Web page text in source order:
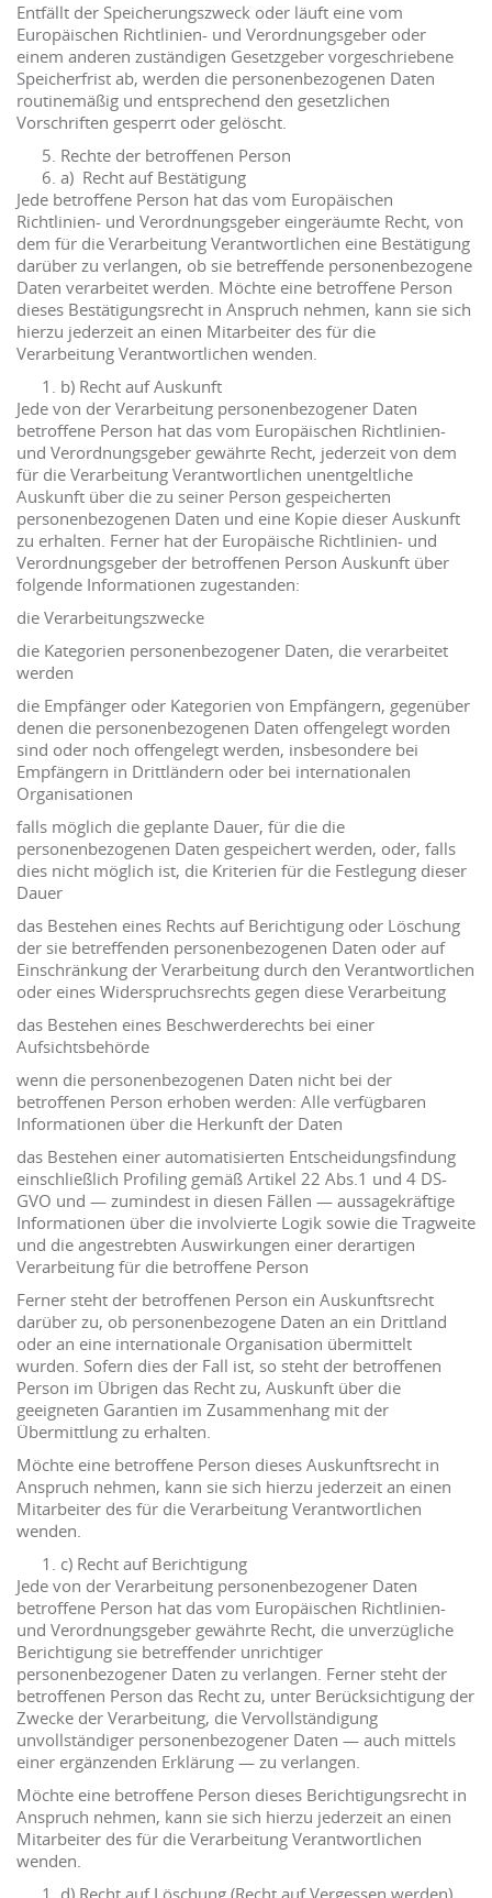
Entfällt der Speicherungszweck oder läuft eine vom
Europäischen Richtlinien- und Verordnungsgeber oder
einem anderen zuständigen Gesetzgeber vorgeschriebene
Speicherfrist ab, werden die personenbezogenen Daten
routinemäßig und entsprechend den gesetzlichen
Vorschriften gesperrt oder gelöscht.
Rechte der betroffenen Person
a) Recht auf Bestätigung
Jede betroffene Person hat das vom Europäischen
Richtlinien- und Verordnungsgeber eingeräumte Recht, von
dem für die Verarbeitung Verantwortlichen eine Bestätigung
darüber zu verlangen, ob sie betreffende personenbezogene
Daten verarbeitet werden. Möchte eine betroffene Person
dieses Bestätigungsrecht in Anspruch nehmen, kann sie sich
hierzu jederzeit an einen Mitarbeiter des für die
Verarbeitung Verantwortlichen wenden.
b) Recht auf Auskunft
Jede von der Verarbeitung personenbezogener Daten
betroffene Person hat das vom Europäischen Richtlinien-
und Verordnungsgeber gewährte Recht, jederzeit von dem
für die Verarbeitung Verantwortlichen unentgeltliche
Auskunft über die zu seiner Person gespeicherten
personenbezogenen Daten und eine Kopie dieser Auskunft
zu erhalten. Ferner hat der Europäische Richtlinien- und
Verordnungsgeber der betroffenen Person Auskunft über
folgende Informationen zugestanden:
die Verarbeitungszwecke
die Kategorien personenbezogener Daten, die verarbeitet
werden
die Empfänger oder Kategorien von Empfängern, gegenüber
denen die personenbezogenen Daten offengelegt worden
sind oder noch offengelegt werden, insbesondere bei
Empfängern in Drittländern oder bei internationalen
Organisationen
falls möglich die geplante Dauer, für die die
personenbezogenen Daten gespeichert werden, oder, falls
dies nicht möglich ist, die Kriterien für die Festlegung dieser
Dauer
das Bestehen eines Rechts auf Berichtigung oder Löschung
der sie betreffenden personenbezogenen Daten oder auf
Einschränkung der Verarbeitung durch den Verantwortlichen
oder eines Widerspruchsrechts gegen diese Verarbeitung
das Bestehen eines Beschwerderechts bei einer
Aufsichtsbehörde
wenn die personenbezogenen Daten nicht bei der
betroffenen Person erhoben werden: Alle verfügbaren
Informationen über die Herkunft der Daten
das Bestehen einer automatisierten Entscheidungsfindung
einschließlich Profiling gemäß Artikel 22 Abs.1 und 4 DS-
GVO und — zumindest in diesen Fällen — aussagekräftige
Informationen über die involvierte Logik sowie die Tragweite
und die angestrebten Auswirkungen einer derartigen
Verarbeitung für die betroffene Person
Ferner steht der betroffenen Person ein Auskunftsrecht
darüber zu, ob personenbezogene Daten an ein Drittland
oder an eine internationale Organisation übermittelt
wurden. Sofern dies der Fall ist, so steht der betroffenen
Person im Übrigen das Recht zu, Auskunft über die
geeigneten Garantien im Zusammenhang mit der
Übermittlung zu erhalten.
Möchte eine betroffene Person dieses Auskunftsrecht in
Anspruch nehmen, kann sie sich hierzu jederzeit an einen
Mitarbeiter des für die Verarbeitung Verantwortlichen
wenden.
c) Recht auf Berichtigung
Jede von der Verarbeitung personenbezogener Daten
betroffene Person hat das vom Europäischen Richtlinien-
und Verordnungsgeber gewährte Recht, die unverzügliche
Berichtigung sie betreffender unrichtiger
personenbezogener Daten zu verlangen. Ferner steht der
betroffenen Person das Recht zu, unter Berücksichtigung der
Zwecke der Verarbeitung, die Vervollständigung
unvollständiger personenbezogener Daten — auch mittels
einer ergänzenden Erklärung — zu verlangen.
Möchte eine betroffene Person dieses Berichtigungsrecht in
Anspruch nehmen, kann sie sich hierzu jederzeit an einen
Mitarbeiter des für die Verarbeitung Verantwortlichen
wenden.
d) Recht auf Löschung (Recht auf Vergessen werden)